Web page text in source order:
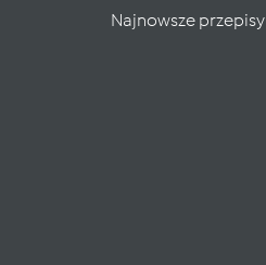
Najnowsze przepisy